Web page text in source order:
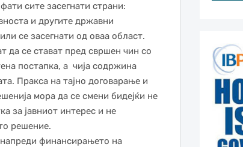
сите засегнати страни:
и другите државни
се засегнати од оваа област.
да се стават пред свршен чин со
постапка, а чија содржина
Пракса на тајно договарање и
мора да се смени бидејќи не
за јавниот интерес и не
решение.
финансирањето на